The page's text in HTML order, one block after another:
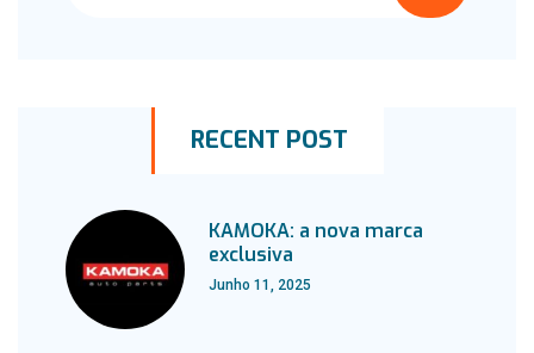
RECENT POST
KAMOKA: a nova marca
exclusiva
Junho 11, 2025